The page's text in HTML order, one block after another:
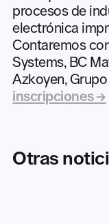
procesos de
electrónica
Contaremos
Systems, BC
Azkoyen,
inscripciones →
Otras